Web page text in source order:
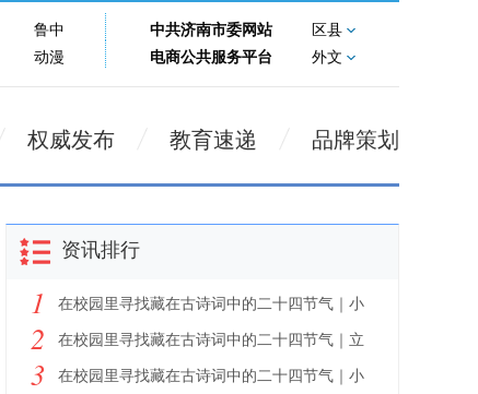
鲁中 中共济南市委网站
区县
动漫 电商公共服务平台 外文
权威发布 教育速递 品牌策划
资讯排行
1
在校园里寻找藏在古诗词中的二十四节气｜小
寒
2
在校园里寻找藏在古诗词中的二十四节气｜立
冬
3
在校园里寻找藏在古诗词中的二十四节气｜小